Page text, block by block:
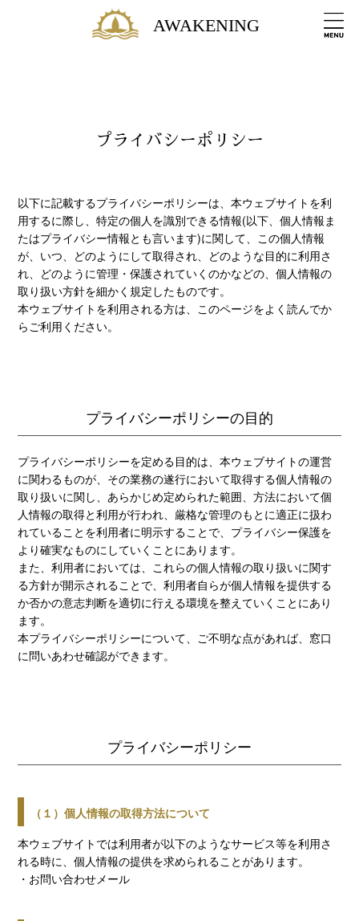
AWAKENING
プライバシーポリシー
以下に記載するプライバシーポリシーは、本ウェブサイトを利
用するに際し、特定の個人を識別できる情報(以下、個人情報ま
たはプライバシー情報とも言います)に関して、この個人情報
が、いつ、どのようにして取得され、どのような目的に利用さ
れ、どのように管理・保護されていくのかなどの、個人情報の
取り扱い方針を細かく規定したものです。
本ウェブサイトを利用される方は、このページをよく読んでか
らご利用ください。
プライバシーポリシーの目的
プライバシーポリシーを定める目的は、本ウェブサイトの運営
に関わるものが、その業務の遂行において取得する個人情報の
取り扱いに関し、あらかじめ定められた範囲、方法において個
人情報の取得と利用が行われ、厳格な管理のもとに適正に扱わ
れていることを利用者に明示することで、プライバシー保護を
より確実なものにしていくことにあります。
また、利用者においては、これらの個人情報の取り扱いに関す
る方針が開示されることで、利用者自らが個人情報を提供する
か否かの意志判断を適切に行える環境を整えていくことにあり
ます。
本プライバシーポリシーについて、ご不明な点があれば、窓口
に問いあわせ確認ができます。
プライバシーポリシー
（１）個人情報の取得方法について
本ウェブサイトでは利用者が以下のようなサービス等を利用さ
れる時に、個人情報の提供を求められることがあります。
・お問い合わせメール